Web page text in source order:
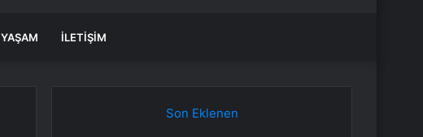
YAŞAM İLETIŞIM
Son Eklenen